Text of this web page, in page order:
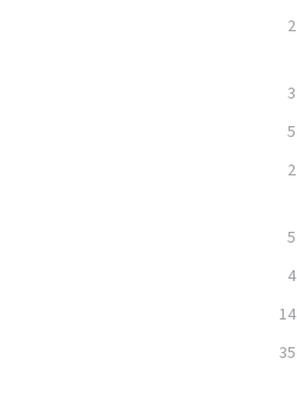
2
3
5
2
5
4
14
35